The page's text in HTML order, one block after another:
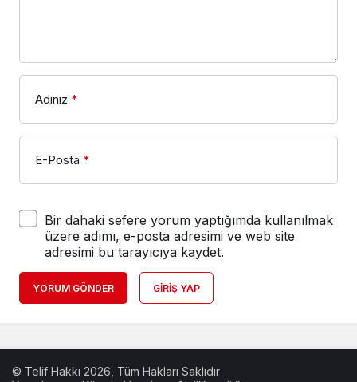
Adınız *
E-Posta *
Bir dahaki sefere yorum yaptığımda kullanılmak
üzere adımı, e-posta adresimi ve web site
adresimi bu tarayıcıya kaydet.
YORUM GÖNDER GIRIŞ YAP
© Telif Hakkı 2026, Tüm Hakları Saklıdır